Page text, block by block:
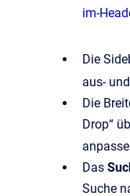
im-
Die
aus-
Die
Drop“
Das
Suche